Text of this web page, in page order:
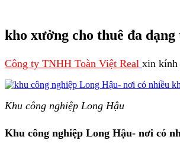
kho xưởng cho thuê đa
Công ty TNHH Toàn Việt Real xin kính
Khu công nghiệp Long Hậu
Khu công nghiệp Long Hậu- nơi có